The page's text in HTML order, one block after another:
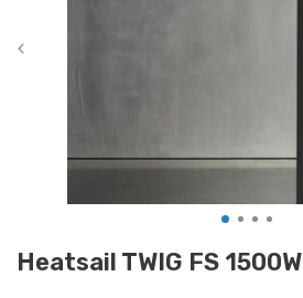
Heatsail TWIG FS 1500W